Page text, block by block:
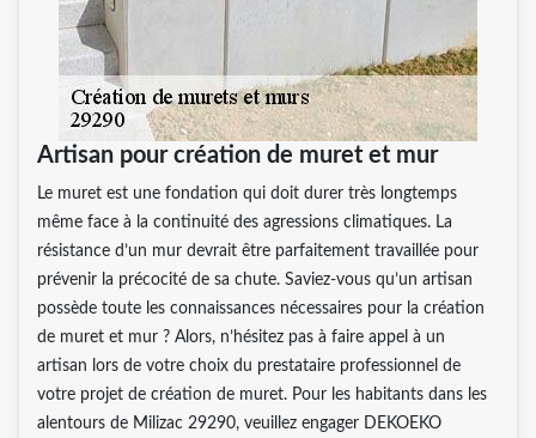
Artisan pour création de muret et mur
Le muret est une fondation qui doit durer très longtemps
même face à la continuité des agressions climatiques. La
résistance d’un mur devrait être parfaitement travaillée pour
prévenir la précocité de sa chute. Saviez-vous qu’un artisan
possède toute les connaissances nécessaires pour la création
de muret et mur ? Alors, n’hésitez pas à faire appel à un
artisan lors de votre choix du prestataire professionnel de
votre projet de création de muret. Pour les habitants dans les
alentours de Milizac 29290, veuillez engager DEKOEKO